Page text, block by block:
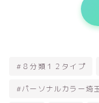
#８分類１２タイプ
#パーソナルカラー埼